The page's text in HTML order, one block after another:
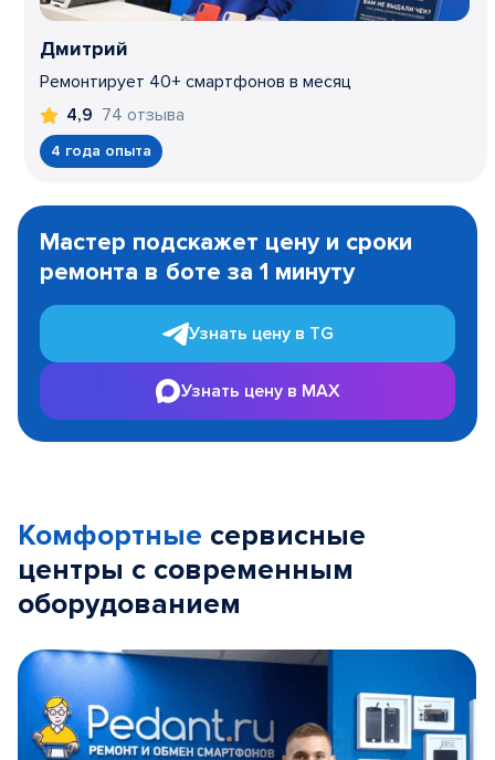
Дмитрий
Ремонтирует 40+ смартфонов в месяц
4,9 74 отзыва
4 года опыта
1
Мастер подскажет цену и сроки
ремонта в боте за 1 минуту
Узнать цену в TG
Узнать цену в MAX
Комфортные сервисные
центры с современным
оборудованием